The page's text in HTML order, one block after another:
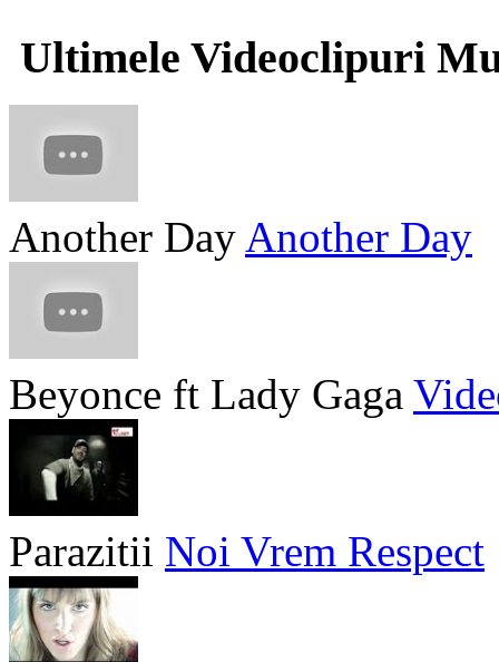
Ultimele Videoclipuri
Another Day Another Day
Beyonce ft Lady Gaga
Parazitii Noi Vrem Respect